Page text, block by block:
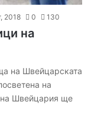
2018 0 130
на
на Швейцарската
на
на Швейцария ще